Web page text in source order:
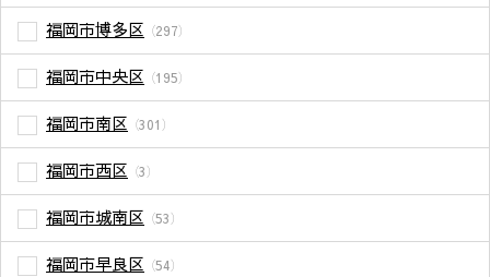
福岡市博多区 （297）
福岡市中央区 （195）
福岡市南区 （301）
福岡市西区 （3）
福岡市城南区 （53）
福岡市早良区 （54）